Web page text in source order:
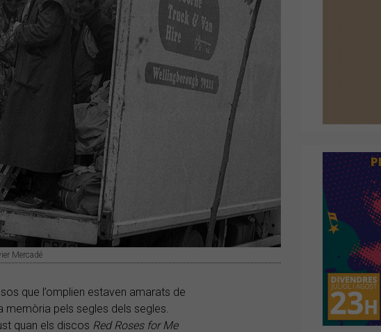
Mercadé
que l’omplien estaven amarats de
memòria pels segles dels segles.
quan els discos Red Roses for Me